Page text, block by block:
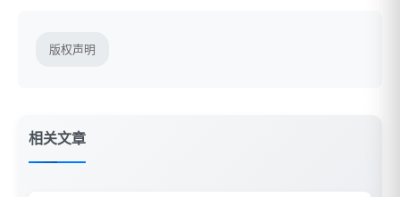
版权声明
相关文章